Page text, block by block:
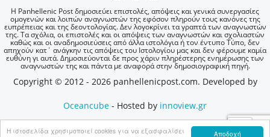
Αποδοχή
Η ιστοσελίδα χρησιμοποιεί cookies για να εξασφαλίσει
Η Panhellenic Post δημοσιεύει επιστολές, απόψεις και γενικά συνεργασίες
ομογενών και λοιπών αναγνωστών της εφόσον πληρούν τους κανόνες της
ευπρέπειας και της δεοντολογίας. Δεν λογοκρίνει τα γραπτά των αναγνωστών
της. Τα σχόλια, οι επιστολές και οι απόψεις των αναγνωστών και σχολιαστών
καθώς και οι αναδημοσιεύσεις από άλλα ιστολόγια ή τον έντυπο Τύπο, δεν
απηχούν κατ΄ ανάγκην τις απόψεις του Ιστολογίου μας και δεν φέρουμε καμία
ευθύνη γι αυτά. Δημοσιεύονται δε προς χάριν πληρέστερης ενημέρωσης των
αναγνωστών της και πάντα με αναφορά στην δημοσιογραφική πηγή.
Copyright © 2012 - 2026 panhellenicpost.com. Developed by
Oceancube - Hosted by innoview.gr